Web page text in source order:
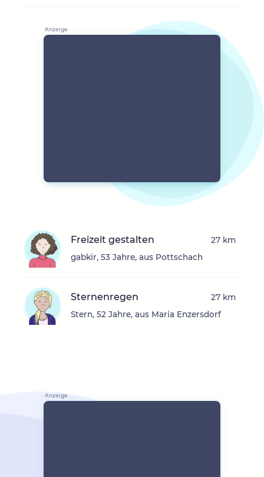
Freizeit gestalten
gabkir, 53 Jahre, aus Pottschach
27 km
Sternenregen
Stern, 52 Jahre, aus Maria Enzersdorf
27 km